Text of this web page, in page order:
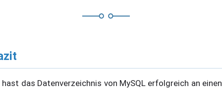
hast das Datenverzeichnis von MySQL erfolgreich an einen